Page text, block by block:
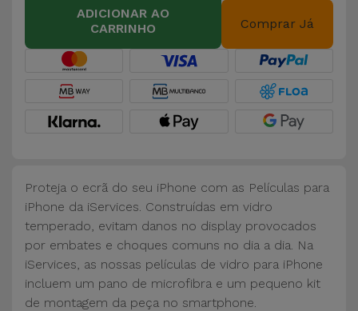
Bolsas e
Malas
Localizadores
e Acessórios
Auto e
Bicicleta
Acessórios
de
Computador
ADICIONAR AO
CARRINHO
Comprar Já
Proteja o ecrã do seu iPhone com as Películas para
iPhone da iServices. Construídas em vidro
temperado, evitam danos no display provocados
por embates e choques comuns no dia a dia. Na
iServices, as nossas películas de vidro para iPhone
incluem um pano de microfibra e um pequeno kit
de montagem da peça no smartphone.